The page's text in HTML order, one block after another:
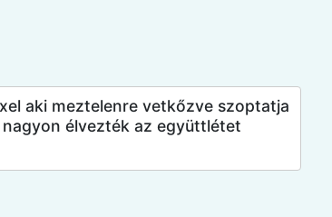
aki meztelenre vetkőzve szoptatja
élvezték az együttlétet